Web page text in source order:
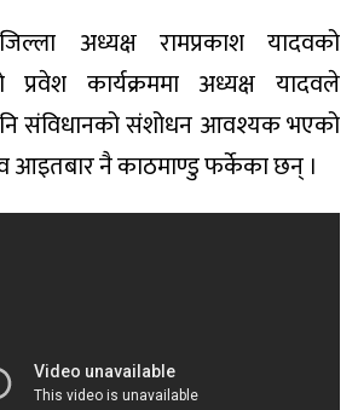
अध्यक्ष रामप्रकाश यादवको
प्रवेश कार्यक्रममा अध्यक्ष यादवले
संविधानको संशोधन आवश्यक भएको
आइतबार नै काठमाण्डु फर्केका छन् ।